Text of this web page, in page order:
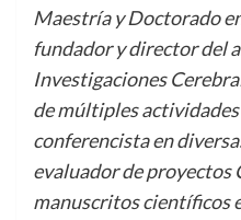
Maestría y Doctorado
fundador y director del
Investigaciones
de múltiples
conferencista en
evaluador de proyectos
manuscritos científicos